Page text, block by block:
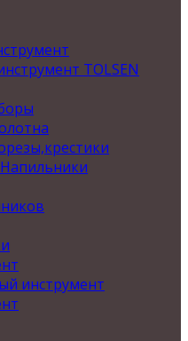
TOLSEN
инструмент